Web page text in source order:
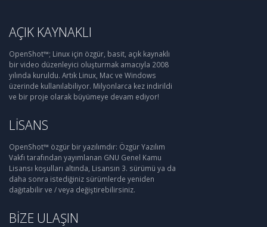
AÇIK KAYNAKLI
OpenShot™; Linux için özgür, basit, açık kaynaklı
bir video düzenleyici oluşturmak amacıyla 2008
yılında kuruldu. Artık Linux, Mac ve Windows
üzerinde kullanılabiliyor. Milyonlarca kez indirildi
ve bir proje olarak büyümeye devam ediyor!
LISANS
OpenShot™ özgür bir yazılımdır: Özgür Yazılım
Vakfı tarafından yayımlanan GNU Genel Kamu
Lisansı koşulları altında, Lisansın 3. sürümü ya da
daha sonra istediğiniz sürümlerde yeniden
dağıtabilir ve / veya değiştirebilirsiniz.
BIZE ULAŞIN